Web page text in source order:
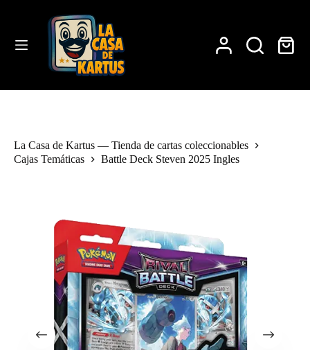
Carro
La Casa de Kartus — Tienda de cartas coleccionables
Cajas Temáticas
Battle Deck Steven 2025 Ingles